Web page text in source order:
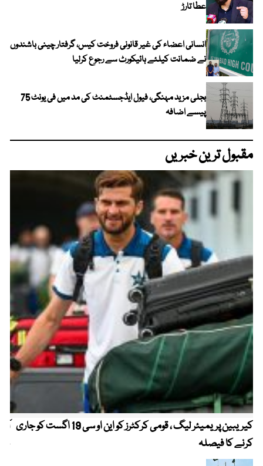
عطا تارڑ
انسانی اعضاء کی غیر قانونی فروخت کیس، گرفتار چینی باشندوں
نے ضمانت کیلئے ہائیکورٹ سے رجوع کرلیا
بجلی مزید مہنگی، فیول ایڈجسٹمنٹ کی مد میں فی یونٹ 75
پیسے اضافہ
مقبول ترین خبریں
کیریبین پریمیئر لیگ ، قومی کرکٹرز کو این او سی 19 اگست کو جاری
کرنے کا فیصلہ